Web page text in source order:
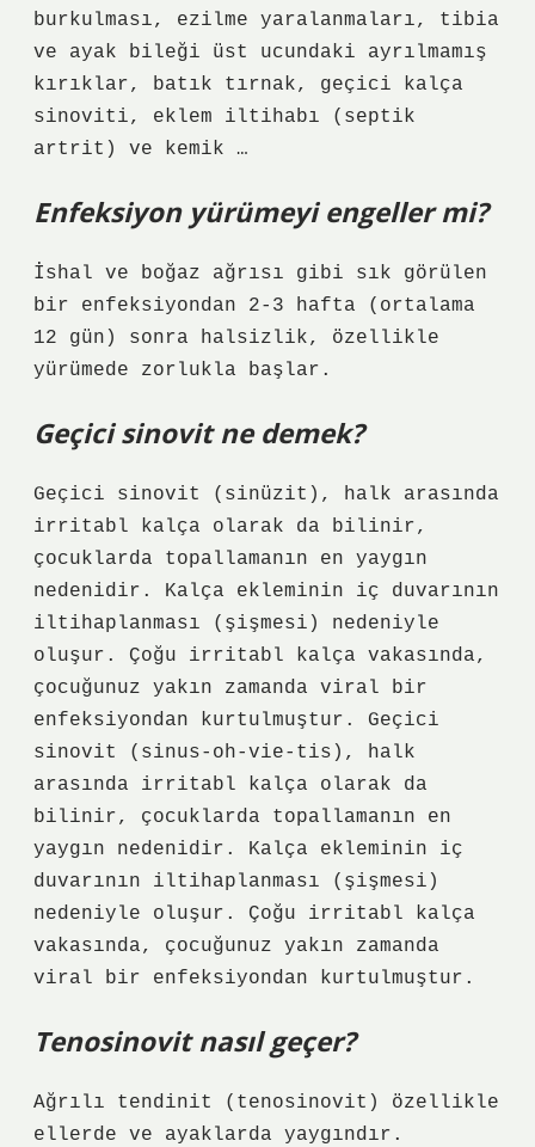
burkulması, ezilme yaralanmaları, tibia
ve ayak bileği üst ucundaki ayrılmamış
kırıklar, batık tırnak, geçici kalça
sinoviti, eklem iltihabı (septik
artrit) ve kemik …
Enfeksiyon yürümeyi engeller mi?
İshal ve boğaz ağrısı gibi sık görülen
bir enfeksiyondan 2-3 hafta (ortalama
12 gün) sonra halsizlik, özellikle
yürümede zorlukla başlar.
Geçici sinovit ne demek?
Geçici sinovit (sinüzit), halk arasında
irritabl kalça olarak da bilinir,
çocuklarda topallamanın en yaygın
nedenidir. Kalça ekleminin iç duvarının
iltihaplanması (şişmesi) nedeniyle
oluşur. Çoğu irritabl kalça vakasında,
çocuğunuz yakın zamanda viral bir
enfeksiyondan kurtulmuştur. Geçici
sinovit (sinus-oh-vie-tis), halk
arasında irritabl kalça olarak da
bilinir, çocuklarda topallamanın en
yaygın nedenidir. Kalça ekleminin iç
duvarının iltihaplanması (şişmesi)
nedeniyle oluşur. Çoğu irritabl kalça
vakasında, çocuğunuz yakın zamanda
viral bir enfeksiyondan kurtulmuştur.
Tenosinovit nasıl geçer?
Ağrılı tendinit (tenosinovit) özellikle
ellerde ve ayaklarda yaygındır.